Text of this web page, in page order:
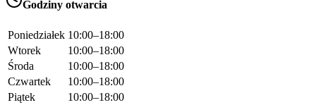
Godziny otwarcia
Poniedziałek 10:00–18:00
Wtorek
10:00–18:00
Środa
10:00–18:00
Czwartek
10:00–18:00
Piątek
10:00–18:00